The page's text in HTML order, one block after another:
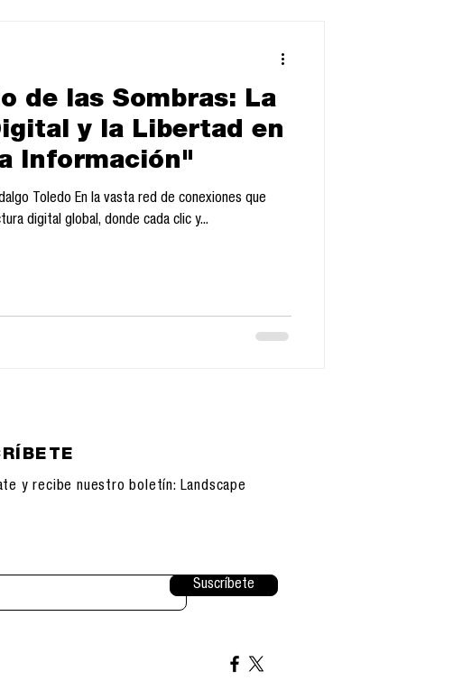
del mes Cursos
de las Sombras: La
y la Libertad en
Información"
Toledo En la vasta red de conexiones que
digital global, donde cada clic y...
y recibe nuestro boletín: Landscape
Suscríbete